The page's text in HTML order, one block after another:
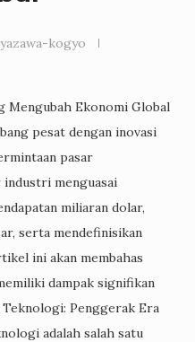
kogyo
Mengubah Ekonomi Global
pesat dengan inovasi
pasar
menguasai
miliaran dolar,
serta mendefinisikan
ini akan membahas
dampak signifikan
Penggerak Era
adalah salah satu